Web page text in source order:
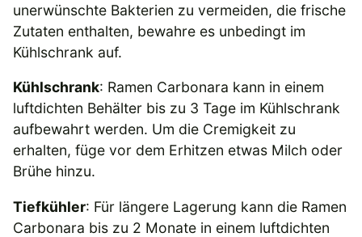
unerwünschte Bakterien zu vermeiden, die frische
Zutaten enthalten, bewahre es unbedingt im
Kühlschrank auf.
Kühlschrank: Ramen Carbonara kann in einem
luftdichten Behälter bis zu 3 Tage im Kühlschrank
aufbewahrt werden. Um die Cremigkeit zu
erhalten, füge vor dem Erhitzen etwas Milch oder
Brühe hinzu.
Tiefkühler: Für längere Lagerung kann die Ramen
Carbonara bis zu 2 Monate in einem luftdichten